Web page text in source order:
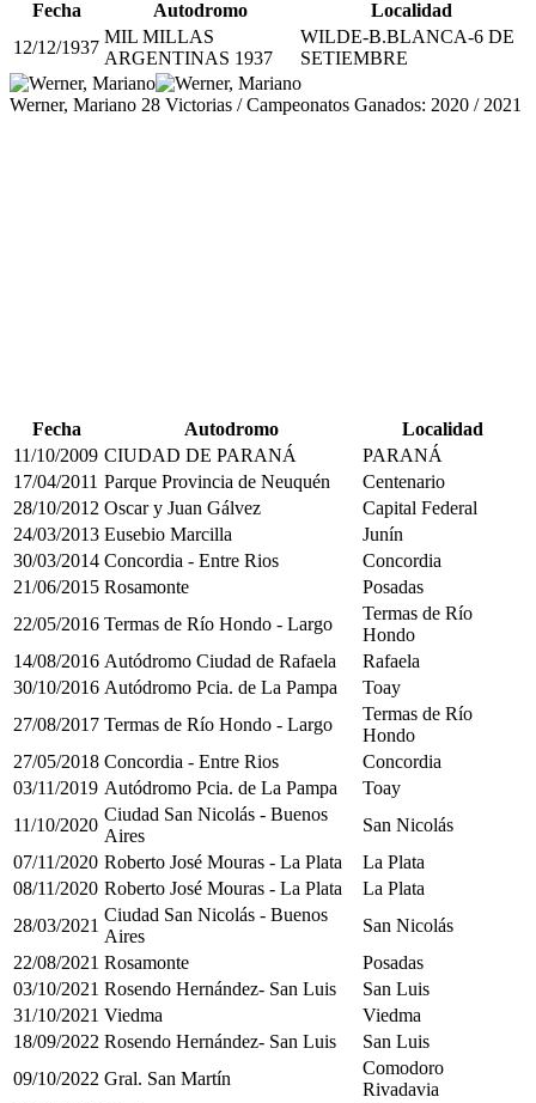
Fecha Autodromo
Localidad
12/12/1937
MIL MILLAS
ARGENTINAS 1937
WILDE-B.BLANCA-6 DE
SETIEMBRE
Werner, Mariano 28 Victorias / Campeonatos Ganados: 2020 / 2021
Fecha Autodromo
Localidad
11/10/2009 CIUDAD DE PARANÁ
PARANÁ
17/04/2011 Parque Provincia de Neuquén
Centenario
28/10/2012 Oscar y Juan Gálvez
Capital Federal
24/03/2013 Eusebio Marcilla
Junín
30/03/2014 Concordia - Entre Rios
Concordia
21/06/2015 Rosamonte
Posadas
22/05/2016 Termas de Río Hondo - Largo
Termas de Río
Hondo
14/08/2016 Autódromo Ciudad de Rafaela
Rafaela
30/10/2016 Autódromo Pcia. de La Pampa
Toay
27/08/2017 Termas de Río Hondo - Largo
Termas de Río
Hondo
27/05/2018 Concordia - Entre Rios
Concordia
03/11/2019 Autódromo Pcia. de La Pampa
Toay
11/10/2020
Ciudad San Nicolás - Buenos
Aires
San Nicolás
07/11/2020 Roberto José Mouras - La Plata
La Plata
08/11/2020 Roberto José Mouras - La Plata
La Plata
28/03/2021
Ciudad San Nicolás - Buenos
Aires
San Nicolás
22/08/2021 Rosamonte
Posadas
03/10/2021 Rosendo Hernández- San Luis
San Luis
31/10/2021 Viedma
Viedma
18/09/2022 Rosendo Hernández- San Luis
San Luis
09/10/2022 Gral. San Martín
Comodoro
Rivadavia